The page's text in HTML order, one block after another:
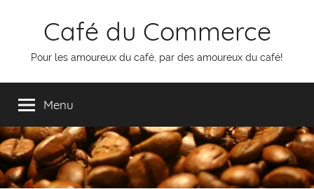
Café du Commerce
Pour les amoureux du café, par des amoureux du café!
Menu